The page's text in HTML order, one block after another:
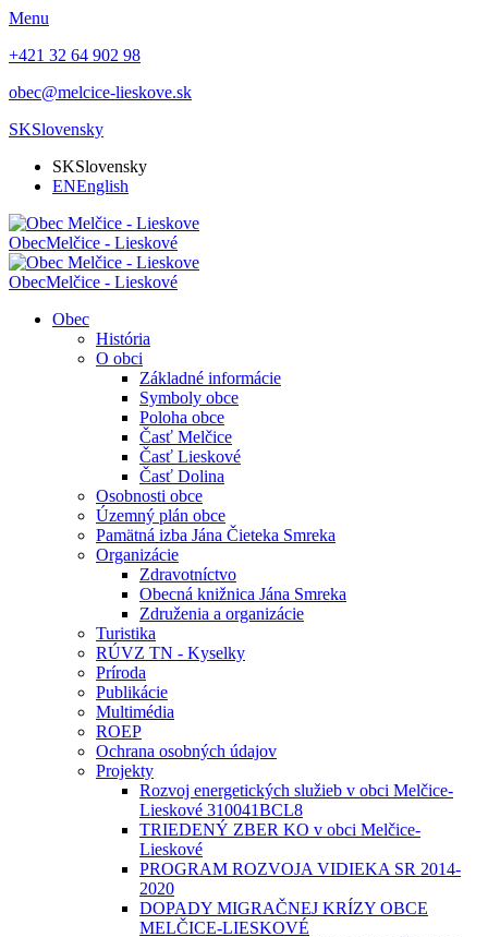
Menu
+421 32 64 902 98
obec@melcice-lieskove.sk
SKSlovensky
SKSlovensky
ENEnglish
ObecMelčice - Lieskové
ObecMelčice - Lieskové
Obec
História
O obci
Základné informácie
Symboly obce
Poloha obce
Časť Melčice
Časť Lieskové
Časť Dolina
Osobnosti obce
Územný plán obce
Pamätná izba Jána Čieteka Smreka
Organizácie
Zdravotníctvo
Obecná knižnica Jána Smreka
Združenia a organizácie
Turistika
RÚVZ TN - Kyselky
Príroda
Publikácie
Multimédia
ROEP
Ochrana osobných údajov
Projekty
Rozvoj energetických služieb v obci Melčice-
Lieskové 310041BCL8
TRIEDENÝ ZBER KO v obci Melčice-
Lieskové
PROGRAM ROZVOJA VIDIEKA SR 2014-
2020
DOPADY MIGRAČNEJ KRÍZY OBCE
MELČICE-LIESKOVÉ